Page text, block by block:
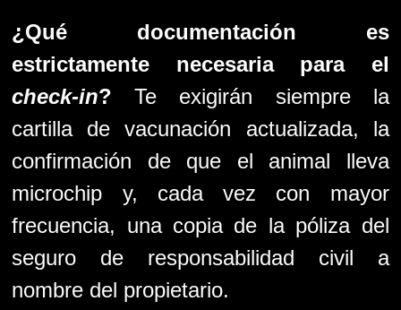
¿Qué documentación es
estrictamente necesaria para el
check-in? Te exigirán siempre la
cartilla de vacunación actualizada, la
confirmación de que el animal lleva
microchip y, cada vez con mayor
frecuencia, una copia de la póliza del
seguro de responsabilidad civil a
nombre del propietario.